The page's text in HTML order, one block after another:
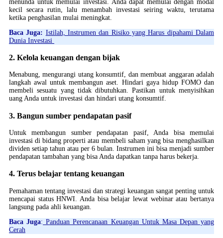
menunda untuk memulai investasi. Anda dapat memulai dengan modal
kecil secara rutin, lalu menambah investasi seiring waktu, terutama
ketika penghasilan mulai meningkat.
Baca Juga: Istilah, Instrumen dan Risiko yang Harus dipahami Dalam
Dunia Investasi
2. Kelola keuangan dengan bijak
Menabung, mengurangi utang konsumtif, dan membuat anggaran adalah
langkah awal untuk membangun aset. Hindari gaya hidup FOMO dan
membeli sesuatu yang tidak dibutuhkan. Pastikan untuk menyisihkan
uang Anda untuk investasi dan hindari utang konsumtif.
3. Bangun sumber pendapatan pasif
Untuk membangun sumber pendapatan pasif, Anda bisa memulai
investasi di bidang properti atau membeli saham yang bisa menghasilkan
dividen setiap tahun atau per 6 bulan. Instrumen ini bisa menjadi sumber
pendapatan tambahan yang bisa Anda dapatkan tanpa harus bekerja.
4. Terus belajar tentang keuangan
Pemahaman tentang investasi dan strategi keuangan sangat penting untuk
mencapai status HNWI. Anda bisa belajar lewat webinar atau bertanya
langsung pada ahli keuangan.
Baca Juga: Panduan Perencanaan Keuangan Untuk Masa Depan yang
Cerah